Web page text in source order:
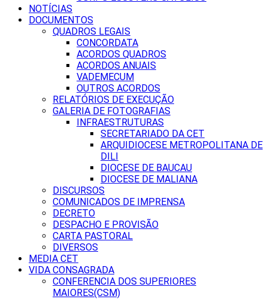
NOTÍCIAS
DOCUMENTOS
QUADROS LEGAIS
CONCORDATA
ACORDOS QUADROS
ACORDOS ANUAIS
VADEMECUM
OUTROS ACORDOS
RELATÓRIOS DE EXECUÇÃO
GALERIA DE FOTOGRAFIAS
INFRAESTRUTURAS
SECRETARIADO DA CET
ARQUIDIOCESE METROPOLITANA DE
DILI
DIOCESE DE BAUCAU
DIOCESE DE MALIANA
DISCURSOS
COMUNICADOS DE IMPRENSA
DECRETO
DESPACHO E PROVISÃO
CARTA PASTORAL
DIVERSOS
MEDIA CET
VIDA CONSAGRADA
CONFERENCIA DOS SUPERIORES
MAIORES(CSM)